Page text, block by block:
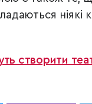
ніякі
створити